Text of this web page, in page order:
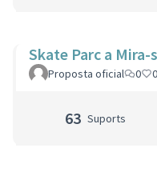
Skate Parc a Mira-
Proposta oficial 0 0
63 Suports